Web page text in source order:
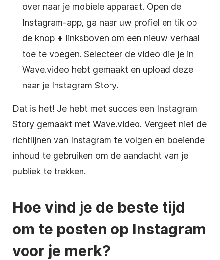
over naar je mobiele apparaat. Open de
Instagram-app, ga naar uw profiel en tik op
de knop + linksboven om een nieuw verhaal
toe te voegen. Selecteer de video die je in
Wave.video hebt gemaakt en upload deze
naar je Instagram Story.
Dat is het! Je hebt met succes een Instagram
Story gemaakt met Wave.video. Vergeet niet de
richtlijnen van Instagram te volgen en boeiende
inhoud te gebruiken om de aandacht van je
publiek te trekken.
Hoe vind je de beste tijd
om te posten op Instagram
voor je merk?